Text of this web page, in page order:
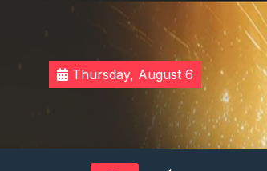
Thursday, August 6